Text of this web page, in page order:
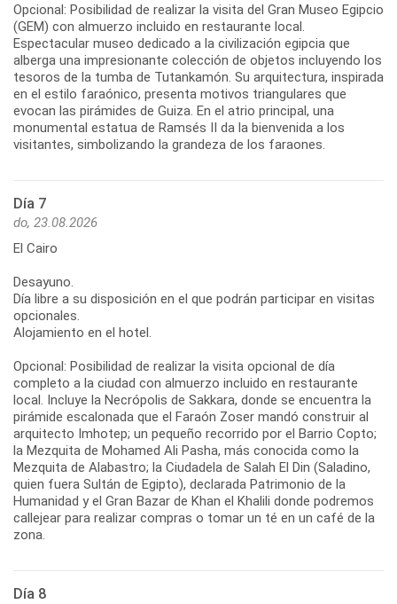
Opcional: Posibilidad de realizar la visita del Gran Museo Egipcio
(GEM) con almuerzo incluido en restaurante local.
Espectacular museo dedicado a la civilización egipcia que
alberga una impresionante colección de objetos incluyendo los
tesoros de la tumba de Tutankamón. Su arquitectura, inspirada
en el estilo faraónico, presenta motivos triangulares que
evocan las pirámides de Guiza. En el atrio principal, una
monumental estatua de Ramsés II da la bienvenida a los
Día 7
do, 23.08.2026
El Cairo
Desayuno.
Día libre a su disposición en el que podrán participar en visitas
opcionales.
Alojamiento en el hotel.
Opcional: Posibilidad de realizar la visita opcional de día
completo a la ciudad con almuerzo incluido en restaurante
local. Incluye la Necrópolis de Sakkara, donde se encuentra la
pirámide escalonada que el Faraón Zoser mandó construir al
arquitecto Imhotep; un pequeño recorrido por el Barrio Copto;
la Mezquita de Mohamed Ali Pasha, más conocida como la
Mezquita de Alabastro; la Ciudadela de Salah El Din (Saladino,
quien fuera Sultán de Egipto), declarada Patrimonio de la
Humanidad y el Gran Bazar de Khan el Khalili donde podremos
callejear para realizar compras o tomar un té en un café de la
zona.
Día 8